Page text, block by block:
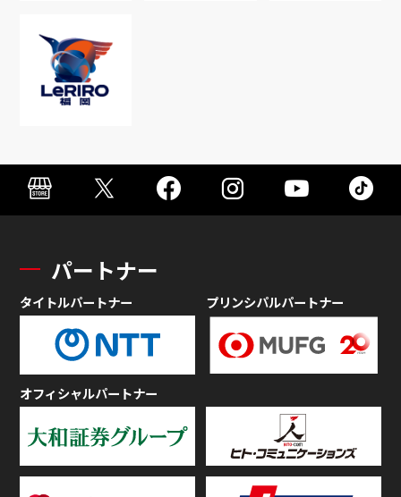
パートナー
タイトルパートナー プリンシパルパートナー
オフィシャルパートナー